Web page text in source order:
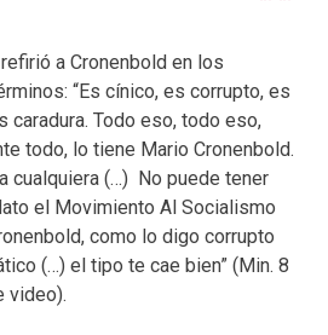
a Cronenbold en los
“Es cínico, es corrupto, es
caradura. Todo eso, todo eso,
todo, lo tiene Mario Cronenbold.
cualquiera (…) No puede tener
el Movimiento Al Socialismo
como lo digo corrupto
(…) el tipo te cae bien” (Min. 8
video).